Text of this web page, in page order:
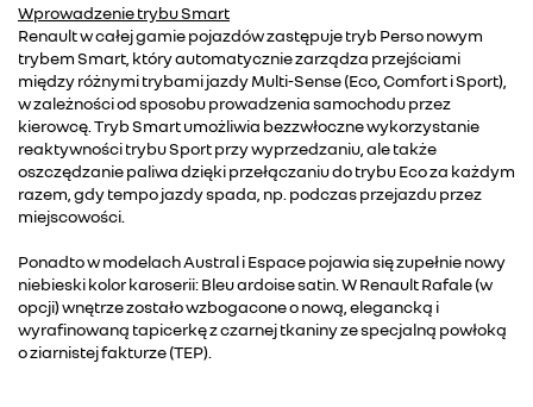
Wprowadzenie trybu Smart
Renault w całej gamie pojazdów zastępuje tryb Perso nowym
trybem Smart, który automatycznie zarządza przejściami
między różnymi trybami jazdy Multi-Sense (Eco, Comfort i Sport),
w zależności od sposobu prowadzenia samochodu przez
kierowcę. Tryb Smart umożliwia bezzwłoczne wykorzystanie
reaktywności trybu Sport przy wyprzedzaniu, ale także
oszczędzanie paliwa dzięki przełączaniu do trybu Eco za każdym
razem, gdy tempo jazdy spada, np. podczas przejazdu przez
miejscowości.
Ponadto w modelach Austral i Espace pojawia się zupełnie nowy
niebieski kolor karoserii: Bleu ardoise satin. W Renault Rafale (w
opcji) wnętrze zostało wzbogacone o nową, elegancką i
wyrafinowaną tapicerkę z czarnej tkaniny ze specjalną powłoką
o ziarnistej fakturze (TEP).